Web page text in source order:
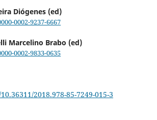
Diógenes (ed)
0002-9237-6667
Marcelino Brabo (ed)
0002-9833-0635
2018.978-85-7249-015-3